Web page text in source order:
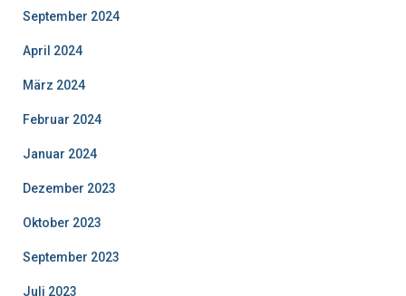
September 2024
April 2024
März 2024
Februar 2024
Januar 2024
Dezember 2023
Oktober 2023
September 2023
Juli 2023